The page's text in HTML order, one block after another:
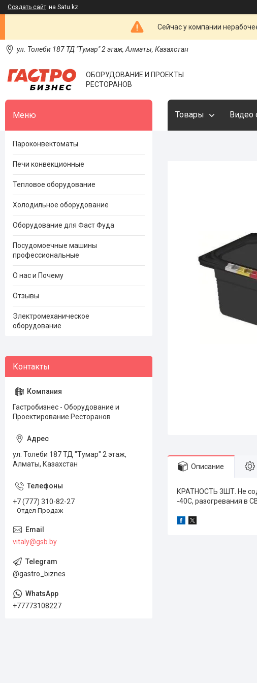
Создать сайт на Satu.kz
Сейчас у компании
ул. Толеби 187 ТД "Тумар" 2 этаж, Алматы, Казахстан
ОБОРУДОВАНИЕ И ПРОЕКТЫ
РЕСТОРАНОВ
Товары Видео
Описание
КРАТНОСТЬ 3ШТ. Не
-40С, разогревания в
Пароконвектоматы
Печи конвекционные
Тепловое оборудование
Холодильное оборудование
Оборудование для Фаст Фуда
Посудомоечные машины
профессиональные
О нас и Почему
Отзывы
Электромеханическое
оборудование
Гастробизнес - Оборудование и
Проектирование Ресторанов
ул. Толеби 187 ТД "Тумар" 2 этаж,
Алматы, Казахстан
+7 (777) 310-82-27
Отдел Продаж
vitaly@gsb.by
@gastro_biznes
+77773108227